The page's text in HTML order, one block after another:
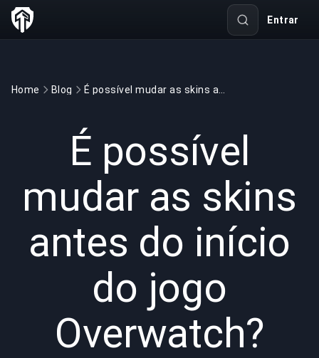
Entrar
Home Blog
É possível
mudar as skins
antes do início
do jogo
Overwatch?